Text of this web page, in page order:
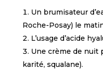
Un brumisateur
Roche-Posay) le
L’usage d’acide
Une crème de nuit
karité, squalane).